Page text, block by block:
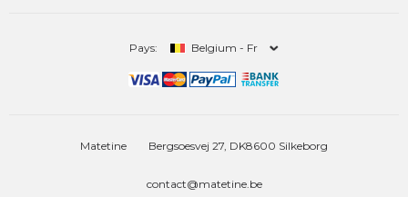
Pays: Belgium - Fr
Matetine Bergsoesvej 27, DK8600 Silkeborg
contact@matetine.be